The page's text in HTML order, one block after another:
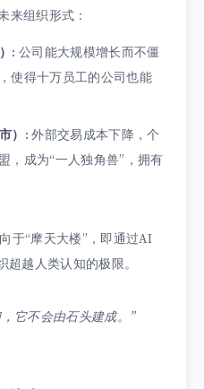
来组织形式：
: 公司能大规模增长而不僵
使得十万员工的公司也能
） : 外部交易成本下降，个
，成为“一人独角兽”，拥有
于“摩天大楼”，即通过AI
超越人类认知的极限。
它不会由石头建成。”